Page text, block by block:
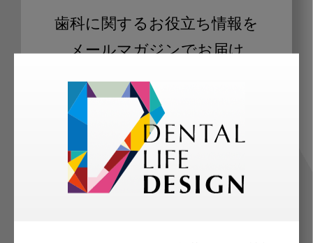
歯科に関するお役立ち情報を
メールマガジンでお届け
ご登録いただいた職種（歯科医師、歯
科衛生士、歯科技工士）に合わせた内
容のメールマガジンをお届けします。